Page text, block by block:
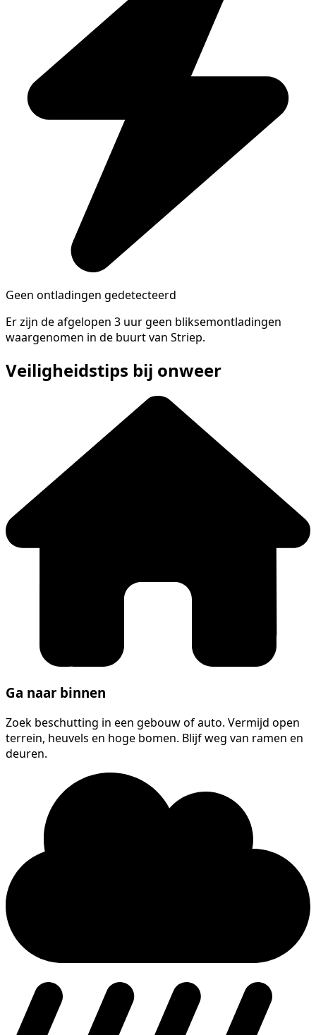
Geen ontladingen gedetecteerd
Er zijn de afgelopen 3 uur geen bliksemontladingen
waargenomen in de buurt van Striep.
Veiligheidstips bij onweer
Ga naar binnen
Zoek beschutting in een gebouw of auto. Vermijd open
terrein, heuvels en hoge bomen. Blijf weg van ramen en
deuren.